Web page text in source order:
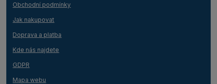
Obchodní podmínky
Jak nakupovat
Doprava a platba
Kde nás najdete
GDPR
Mapa webu